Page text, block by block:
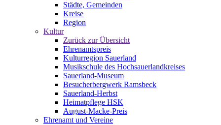
Städte, Gemeinden
Kreise
Region
Kultur
Zurück zur Übersicht
Ehrenamtspreis
Kulturregion Sauerland
Musikschule des Hochsauerlandkreises
Sauerland-Museum
Besucherbergwerk Ramsbeck
Sauerland-Herbst
Heimatpflege HSK
August-Macke-Preis
Ehrenamt und Vereine